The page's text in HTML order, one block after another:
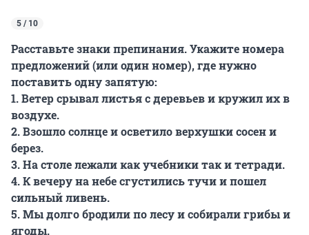
5 / 10
Расставьте знаки препинания. Укажите номера
предложений (или один номер), где нужно
поставить одну запятую:
1. Ветер срывал листья с деревьев и кружил их в
воздухе.
2. Взошло солнце и осветило верхушки сосен и
берез.
3. На столе лежали как учебники так и тетради.
4. К вечеру на небе сгустились тучи и пошел
сильный ливень.
5. Мы долго бродили по лесу и собирали грибы и
ягоды.